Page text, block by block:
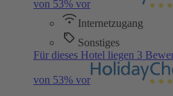
von 53% vor
Internetzugang
Sonstiges
Für dieses Hotel liegen 3
von 53% vor